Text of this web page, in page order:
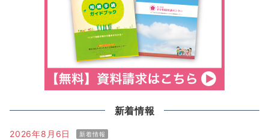
新着情報
2026年8月6日 新着情報